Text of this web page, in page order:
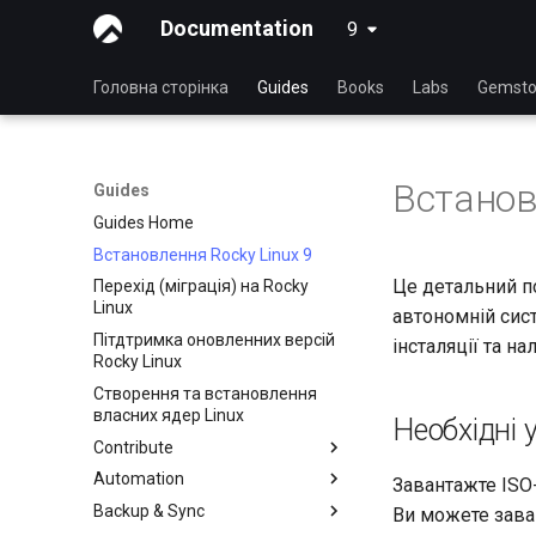
Documentation 9 latest
Головна сторінка Guides Books Labs
Guides
Guides Home
Встановлення Rocky Linux 9
Перехід (міграція) на Rocky
Linux
Пітдтримка оновленних версій
Rocky Linux
Створення та встановлення
власних ядер Linux
Contribute
Index
Посібник для початківців
Automation
anacron - Автоматизація
Backup & Sync
Це детальний
автономній
інсталяції та
Завантажте
Ви можете